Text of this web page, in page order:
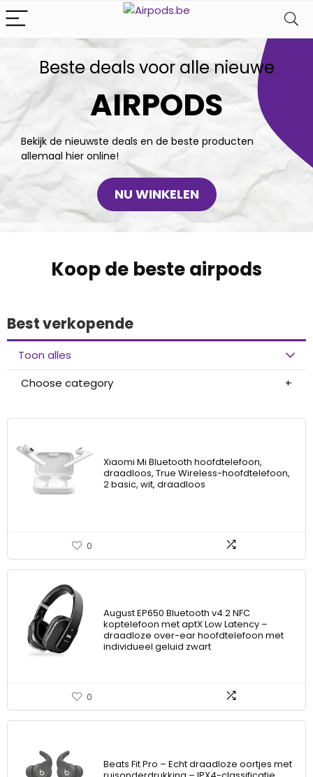
Beste deals voor alle nieuwe
AIRPODS
Bekijk de nieuwste deals en de beste producten
allemaal hier online!
NU WINKELEN
Koop de beste airpods
Best verkopende
Toon alles
Choose category
Xiaomi Mi Bluetooth hoofdtelefoon,
draadloos, True Wireless-hoofdtelefoon,
2 basic, wit, draadloos
0
August EP650 Bluetooth v4.2 NFC
koptelefoon met aptX Low Latency –
draadloze over-ear hoofdtelefoon met
individueel geluid zwart
0
Beats Fit Pro – Echt draadloze oortjes met